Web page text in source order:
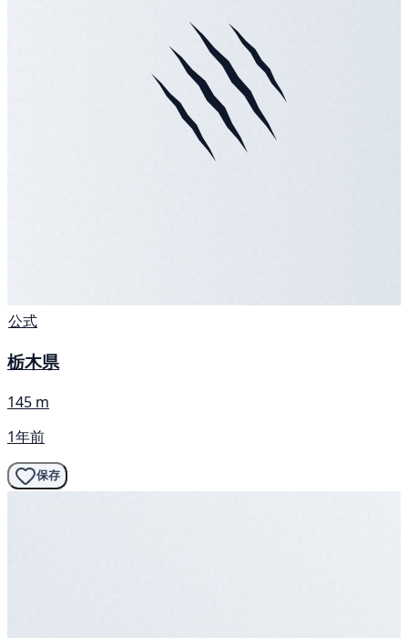
公式
栃木県
145 m
1年前
保存